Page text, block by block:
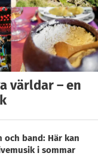
världar – en
och band: Här kan
i sommar